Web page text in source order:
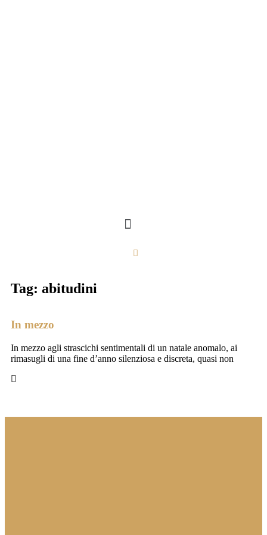
Tag: abitudini
In mezzo
In mezzo agli strascichi sentimentali di un natale anomalo, ai
rimasugli di una fine d’anno silenziosa e discreta, quasi non